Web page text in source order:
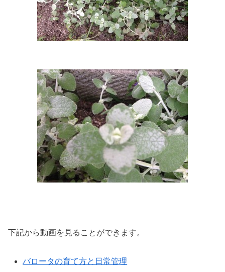
下記から動画を見ることができます。
バロータの育て方と日常管理